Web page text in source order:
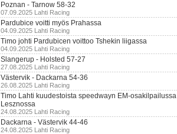
Poznan - Tarnow 58-32
07.09.2025 Lahti Racing
Pardubice voitti myös Prahassa
04.09.2025 Lahti Racing
Timo johti Pardubicen voittoo Tshekin liigassa
04.09.2025 Lahti Racing
Slangerup - Holsted 57-27
27.08.2025 Lahti Racing
Västervik - Dackarna 54-36
26.08.2025 Lahti Racing
Timo Lahti kuudestoista speedwayn EM-osakilpailussa
Lesznossa
24.08.2025 Lahti Racing
Dackarna - Västervik 44-46
24.08.2025 Lahti Racing